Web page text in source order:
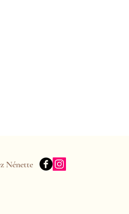
Nénette